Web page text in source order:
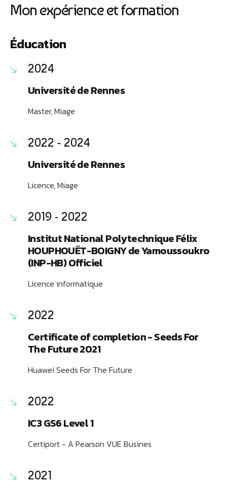
Mon expérience et formation
Éducation
2024
Université de Rennes
Master, Miage
2022 - 2024
Université de Rennes
Licence, Miage
2019 - 2022
Institut National Polytechnique Félix
HOUPHOUËT-BOIGNY de Yamoussoukro
(INP-HB) Officiel
Licence informatique
2022
Certificate of completion - Seeds For
The Future 2021
Huawei Seeds For The Future
2022
IC3 GS6 Level 1
Certiport - A Pearson VUE Busines
2021